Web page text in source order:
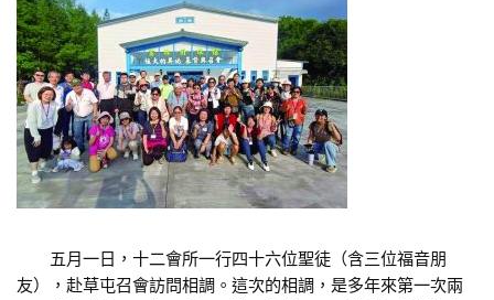
五月一日，十二會所一行四十六位聖徒（含三位福音朋
友），赴草屯召會訪問相調。這次的相調，是多年來第一次兩